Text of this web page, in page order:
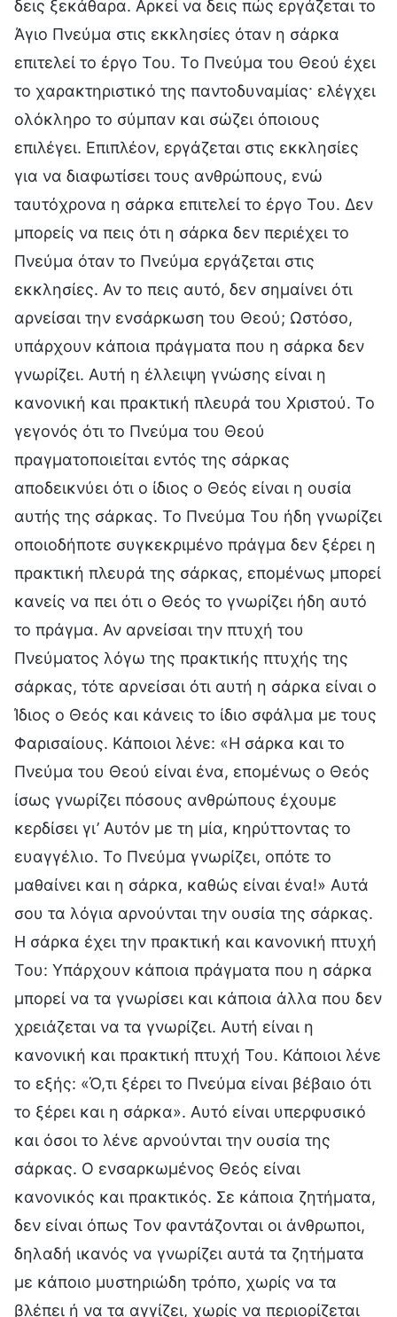
δεις ξεκάθαρα. Αρκεί να δεις πώς εργάζεται το
Άγιο Πνεύμα στις εκκλησίες όταν η σάρκα
επιτελεί το έργο Του. Το Πνεύμα του Θεού έχει
το χαρακτηριστικό της παντοδυναμίας· ελέγχει
ολόκληρο το σύμπαν και σώζει όποιους
επιλέγει. Επιπλέον, εργάζεται στις εκκλησίες
για να διαφωτίσει τους ανθρώπους, ενώ
ταυτόχρονα η σάρκα επιτελεί το έργο Του. Δεν
μπορείς να πεις ότι η σάρκα δεν περιέχει το
Πνεύμα όταν το Πνεύμα εργάζεται στις
εκκλησίες. Αν το πεις αυτό, δεν σημαίνει ότι
αρνείσαι την ενσάρκωση του Θεού; Ωστόσο,
υπάρχουν κάποια πράγματα που η σάρκα δεν
γνωρίζει. Αυτή η έλλειψη γνώσης είναι η
κανονική και πρακτική πλευρά του Χριστού. Το
γεγονός ότι το Πνεύμα του Θεού
πραγματοποιείται εντός της σάρκας
αποδεικνύει ότι ο ίδιος ο Θεός είναι η ουσία
αυτής της σάρκας. Το Πνεύμα Του ήδη γνωρίζει
οποιοδήποτε συγκεκριμένο πράγμα δεν ξέρει η
πρακτική πλευρά της σάρκας, επομένως μπορεί
κανείς να πει ότι ο Θεός το γνωρίζει ήδη αυτό
το πράγμα. Αν αρνείσαι την πτυχή του
Πνεύματος λόγω της πρακτικής πτυχής της
σάρκας, τότε αρνείσαι ότι αυτή η σάρκα είναι ο
Ίδιος ο Θεός και κάνεις το ίδιο σφάλμα με τους
Φαρισαίους. Κάποιοι λένε: «Η σάρκα και το
Πνεύμα του Θεού είναι ένα, επομένως ο Θεός
ίσως γνωρίζει πόσους ανθρώπους έχουμε
κερδίσει γι’ Αυτόν με τη μία, κηρύττοντας το
ευαγγέλιο. Το Πνεύμα γνωρίζει, οπότε το
μαθαίνει και η σάρκα, καθώς είναι ένα!» Αυτά
σου τα λόγια αρνούνται την ουσία της σάρκας.
Η σάρκα έχει την πρακτική και κανονική πτυχή
Του: Υπάρχουν κάποια πράγματα που η σάρκα
μπορεί να τα γνωρίσει και κάποια άλλα που δεν
χρειάζεται να τα γνωρίζει. Αυτή είναι η
κανονική και πρακτική πτυχή Του. Κάποιοι λένε
το εξής: «Ό,τι ξέρει το Πνεύμα είναι βέβαιο ότι
το ξέρει και η σάρκα». Αυτό είναι υπερφυσικό
και όσοι το λένε αρνούνται την ουσία της
σάρκας. Ο ενσαρκωμένος Θεός είναι
κανονικός και πρακτικός. Σε κάποια ζητήματα,
δεν είναι όπως Τον φαντάζονται οι άνθρωποι,
δηλαδή ικανός να γνωρίζει αυτά τα ζητήματα
με κάποιο μυστηριώδη τρόπο, χωρίς να τα
βλέπει ή να τα αγγίζει, χωρίς να περιορίζεται